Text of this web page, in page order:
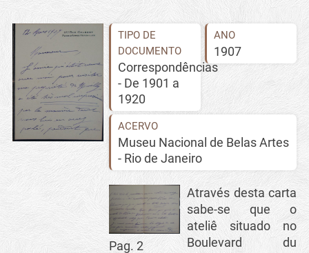
TIPO DE
DOCUMENTO
Correspondências
- De 1901 a
1920
ANO
1907
ACERVO
Museu Nacional de Belas Artes
- Rio de Janeiro
Pag. 2
Através desta carta
sabe-se que o
ateliê situado no
Boulevard du